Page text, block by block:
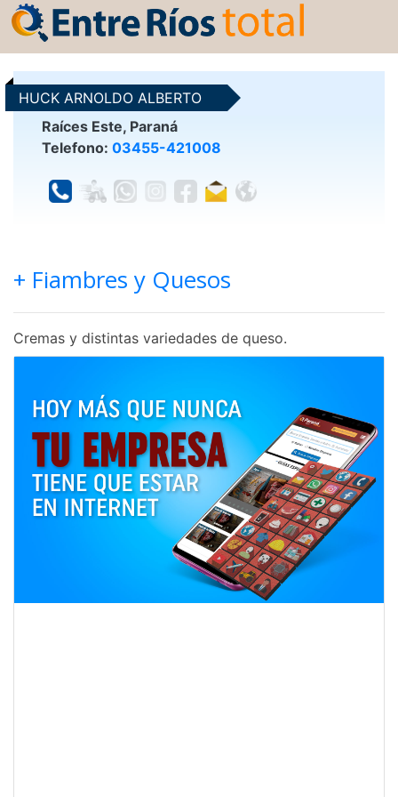
HUCK ARNOLDO ALBERTO
Raíces Este, Paraná
Telefono: 03455-421008
+ Fiambres y Quesos
Cremas y distintas variedades de queso.